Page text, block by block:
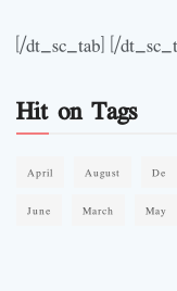
[/dt_sc_tab] [/
Hit on Tags
April August De
June March May